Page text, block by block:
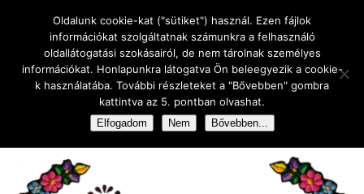
tartalomra
másodlagos
tartalomraVM kalocsai hímzés
Kalocsai hímzés első kézből a készítőtől. Egyedileg rajzolt és kézzel
hímzett illetve pingált eredeti kalocsai minták Kalocsáról Mónikától.
Oldalunk cookie-kat ("sütiket") használ. Ezen fájlok
információkat szolgáltatnak számunkra a felhasználó
oldallátogatási szokásairól, de nem tárolnak személyes
információkat. Honlapunkra látogatva Ön beleegyezik a cookie-
k használatába. További részleteket a "Bővebben" gombra
kattintva az 5. pontban olvashat.
Elfogadom Nem Bővebben...